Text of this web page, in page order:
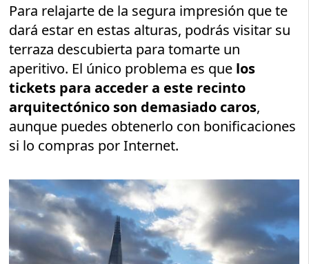
Para relajarte de la segura impresión que te
dará estar en estas alturas, podrás visitar su
terraza descubierta para tomarte un
aperitivo. El único problema es que los
tickets para acceder a este recinto
arquitectónico son demasiado caros,
aunque puedes obtenerlo con bonificaciones
si lo compras por Internet.